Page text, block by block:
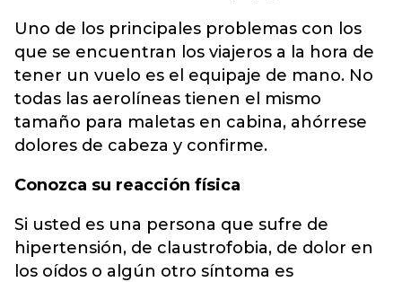
Uno de los principales problemas con los
que se encuentran los viajeros a la hora de
tener un vuelo es el equipaje de mano. No
todas las aerolíneas tienen el mismo
tamaño para maletas en cabina, ahórrese
dolores de cabeza y confirme.
Conozca su reacción física
Si usted es una persona que sufre de
hipertensión, de claustrofobia, de dolor en
los oídos o algún otro síntoma es